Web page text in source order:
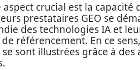
crucial est la capacité
prestataires GEO se
des technologies IA et
référencement. En ce
se sont illustrées grâce à